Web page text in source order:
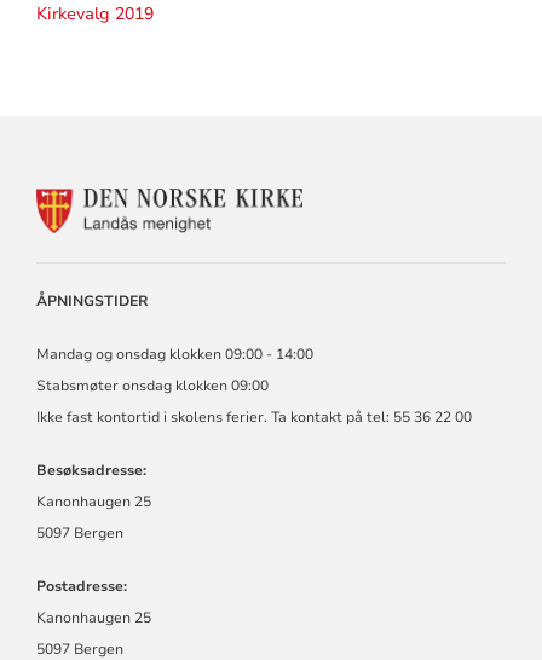
Kirkevalg 2019
KONTAKTINFORMASJON
ÅPNINGSTIDER
Mandag og onsdag klokken 09:00 - 14:00
Stabsmøter onsdag klokken 09:00
Ikke fast kontortid i skolens ferier. Ta kontakt på tel: 55 36 22 00
Besøksadresse:
Kanonhaugen 25
5097 Bergen
Postadresse:
Kanonhaugen 25
5097 Bergen